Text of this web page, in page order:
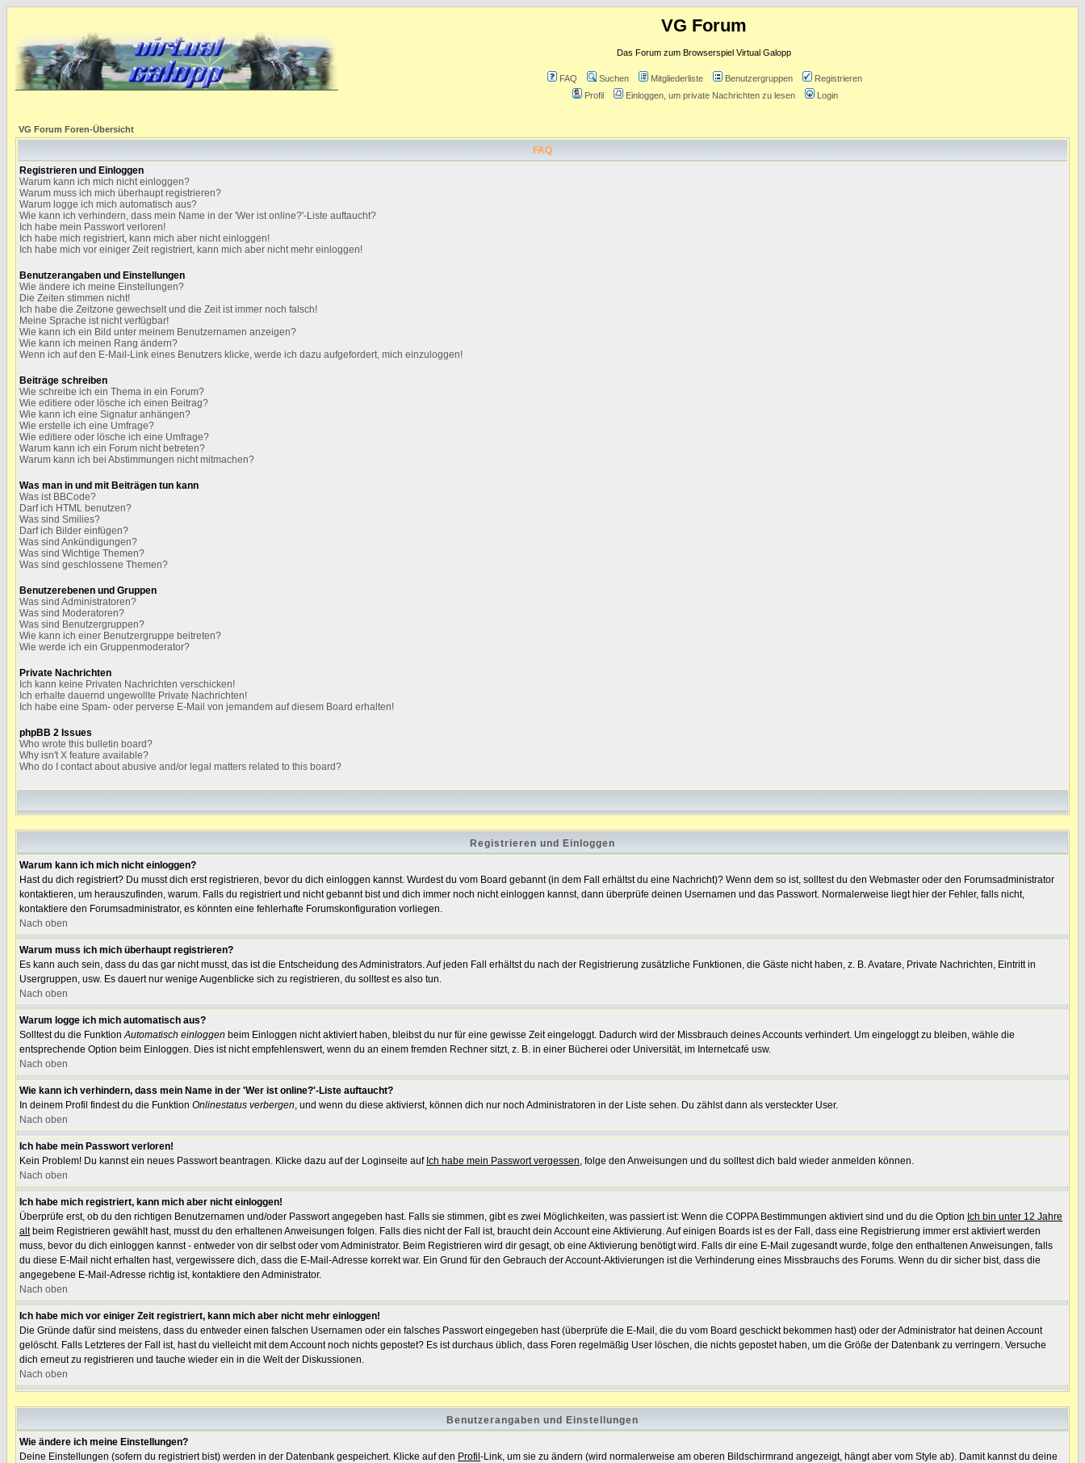
VG Forum
Das Forum zum Browserspiel Virtual Galopp
FAQ Suchen Mitgliederliste Benutzergruppen
Registrieren
Profil
Einloggen, um private Nachrichten zu lesen Login
VG Forum Foren-Übersicht
FAQ
Registrieren und Einloggen
Warum kann ich mich nicht einloggen?
Warum muss ich mich überhaupt registrieren?
Warum logge ich mich automatisch aus?
Wie kann ich verhindern, dass mein Name in der 'Wer ist online?'-Liste auftaucht?
Ich habe mein Passwort verloren!
Ich habe mich registriert, kann mich aber nicht einloggen!
Ich habe mich vor einiger Zeit registriert, kann mich aber nicht mehr einloggen!
Benutzerangaben und Einstellungen
Wie ändere ich meine Einstellungen?
Die Zeiten stimmen nicht!
Ich habe die Zeitzone gewechselt und die Zeit ist immer noch falsch!
Meine Sprache ist nicht verfügbar!
Wie kann ich ein Bild unter meinem Benutzernamen anzeigen?
Wie kann ich meinen Rang ändern?
Wenn ich auf den E-Mail-Link eines Benutzers klicke, werde ich dazu aufgefordert, mich einzuloggen!
Beiträge schreiben
Wie schreibe ich ein Thema in ein Forum?
Wie editiere oder lösche ich einen Beitrag?
Wie kann ich eine Signatur anhängen?
Wie erstelle ich eine Umfrage?
Wie editiere oder lösche ich eine Umfrage?
Warum kann ich ein Forum nicht betreten?
Warum kann ich bei Abstimmungen nicht mitmachen?
Was man in und mit Beiträgen tun kann
Was ist BBCode?
Darf ich HTML benutzen?
Was sind Smilies?
Darf ich Bilder einfügen?
Was sind Ankündigungen?
Was sind Wichtige Themen?
Was sind geschlossene Themen?
Benutzerebenen und Gruppen
Was sind Administratoren?
Was sind Moderatoren?
Was sind Benutzergruppen?
Wie kann ich einer Benutzergruppe beitreten?
Wie werde ich ein Gruppenmoderator?
Private Nachrichten
Ich kann keine Privaten Nachrichten verschicken!
Ich erhalte dauernd ungewollte Private Nachrichten!
Ich habe eine Spam- oder perverse E-Mail von jemandem auf diesem Board erhalten!
phpBB 2 Issues
Who wrote this bulletin board?
Why isn't X feature available?
Who do I contact about abusive and/or legal matters related to this board?
Registrieren und Einloggen
Warum kann ich mich nicht einloggen?
Hast du dich registriert? Du musst dich erst registrieren, bevor du dich einloggen kannst. Wurdest du vom Board gebannt (in dem Fall erhältst du eine Nachricht)? Wenn dem so ist, solltest du den Webmaster oder den Forumsadministrator
kontaktieren, um herauszufinden, warum. Falls du registriert und nicht gebannt bist und dich immer noch nicht einloggen kannst, dann überprüfe deinen Usernamen und das Passwort. Normalerweise liegt hier der Fehler, falls nicht,
kontaktiere den Forumsadministrator, es könnten eine fehlerhafte Forumskonfiguration vorliegen.
Nach oben
Warum muss ich mich überhaupt registrieren?
Es kann auch sein, dass du das gar nicht musst, das ist die Entscheidung des Administrators. Auf jeden Fall erhältst du nach der Registrierung zusätzliche Funktionen, die Gäste nicht haben, z. B. Avatare, Private Nachrichten, Eintritt in
Usergruppen, usw. Es dauert nur wenige Augenblicke sich zu registrieren, du solltest es also tun.
Nach oben
Warum logge ich mich automatisch aus?
Solltest du die FunktionAutomatisch einloggen beim Einloggen nicht aktiviert haben, bleibst du nur für eine gewisse Zeit eingeloggt. Dadurch wird der Missbrauch deines Accounts verhindert. Um eingeloggt zu bleiben, wähle die
entsprechende Option beim Einloggen. Dies ist nicht empfehlenswert, wenn du an einem fremden Rechner sitzt, z. B. in einer Bücherei oder Universität, im Internetcafé usw.
Nach oben
Wie kann ich verhindern, dass mein Name in der 'Wer ist online?'-Liste auftaucht?
In deinem Profil findest du die Funktion Onlinestatus verbergen, und wenn du diese aktivierst, können dich nur noch Administratoren in der Liste sehen. Du zählst dann als versteckter User.
Nach oben
Ich habe mein Passwort verloren!
Kein Problem! Du kannst ein neues Passwort beantragen. Klicke dazu auf der Loginseite auf Ich habe mein Passwort vergessen, folge den Anweisungen und du solltest dich bald wieder anmelden können.
Nach oben
Ich habe mich registriert, kann mich aber nicht einloggen!
Überprüfe erst, ob du den richtigen Benutzernamen und/oder Passwort angegeben hast. Falls sie stimmen, gibt es zwei Möglichkeiten, was passiert ist: Wenn die COPPA Bestimmungen aktiviert sind und du die Option Ich bin unter 12 Jahre
altbeim Registrieren gewählt hast, musst du den erhaltenen Anweisungen folgen. Falls dies nicht der Fall ist, braucht dein Account eine Aktivierung. Auf einigen Boards ist es der Fall, dass eine Registrierung immer erst aktiviert werden
muss, bevor du dich einloggen kannst - entweder von dir selbst oder vom Administrator. Beim Registrieren wird dir gesagt, ob eine Aktivierung benötigt wird. Falls dir eine E-Mail zugesandt wurde, folge den enthaltenen Anweisungen, falls
du diese E-Mail nicht erhalten hast, vergewissere dich, dass die E-Mail-Adresse korrekt war. Ein Grund für den Gebrauch der Account-Aktivierungen ist die Verhinderung eines Missbrauchs des Forums. Wenn du dir sicher bist, dass die
angegebene E-Mail-Adresse richtig ist, kontaktiere den Administrator.
Nach oben
Ich habe mich vor einiger Zeit registriert, kann mich aber nicht mehr einloggen!
Die Gründe dafür sind meistens, dass du entweder einen falschen Usernamen oder ein falsches Passwort eingegeben hast (überprüfe die E-Mail, die du vom Board geschickt bekommen hast) oder der Administrator hat deinen Account
gelöscht. Falls Letzteres der Fall ist, hast du vielleicht mit dem Account noch nichts gepostet? Es ist durchaus üblich, dass Foren regelmäßig User löschen, die nichts gepostet haben, um die Größe der Datenbank zu verringern. Versuche
dich erneut zu registrieren und tauche wieder ein in die Welt der Diskussionen.
Nach oben
Benutzerangaben und Einstellungen
Wie ändere ich meine Einstellungen?
Deine Einstellungen (sofern du registriert bist) werden in der Datenbank gespeichert. Klicke auf den Profil -Link, um sie zu ändern (wird normalerweise am oberen Bildschirmrand angezeigt, hängt aber vom Style ab). Damit kannst du deine